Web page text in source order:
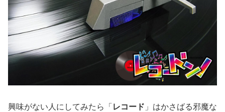
興味がない人にしてみたら「 レコード 」はかさばる邪魔な